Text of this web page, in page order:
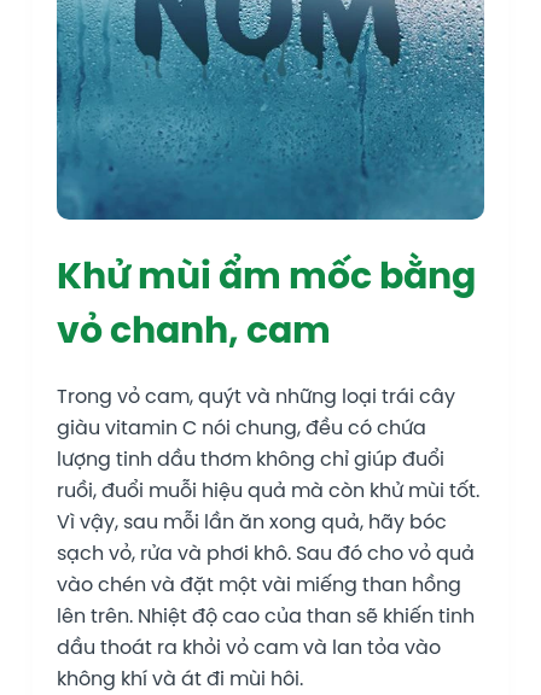
Khử mùi ẩm mốc bằng
vỏ chanh, cam
Trong vỏ cam, quýt và những loại trái cây
giàu vitamin C nói chung, đều có chứa
lượng tinh dầu thơm không chỉ giúp đuổi
ruồi, đuổi muỗi hiệu quả mà còn khử mùi tốt.
Vì vậy, sau mỗi lần ăn xong quả, hãy bóc
sạch vỏ, rửa và phơi khô. Sau đó cho vỏ quả
vào chén và đặt một vài miếng than hồng
lên trên. Nhiệt độ cao của than sẽ khiến tinh
dầu thoát ra khỏi vỏ cam và lan tỏa vào
không khí và át đi mùi hôi.